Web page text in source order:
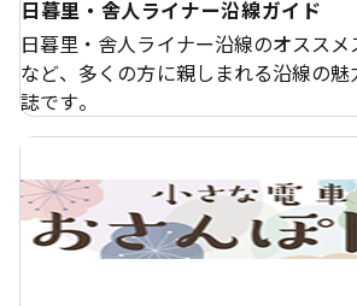
日暮里・舎人ライナー沿線ガイド
日暮里・舎人ライナー沿線のオスス
など、多くの方に親しまれる沿線の
誌です。